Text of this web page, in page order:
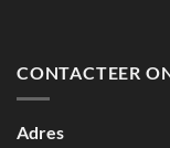
CONTACTEER
Adres